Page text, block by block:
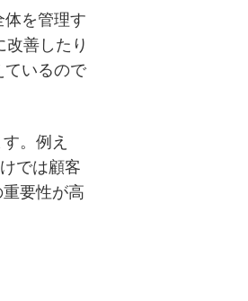
を管理す
善したり
ているので
。例え
では顧客
要性が高